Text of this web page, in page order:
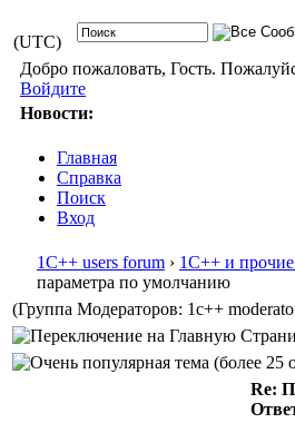
(UTC)
Добро пожаловать, Гость.
Войдите
Новости:
Главная
Справка
Поиск
Вход
1С++ users forum › 1С++ и
параметра по умолчанию
(Группа Модераторов: 1c++
Re: